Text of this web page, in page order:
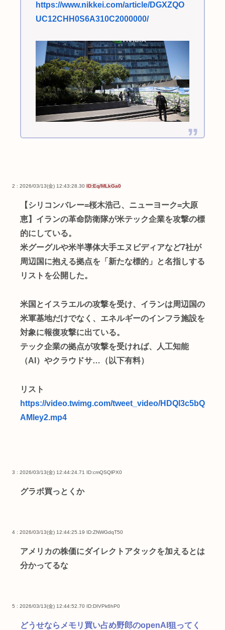
https://www.nikkei.com/article/DGXZQO
UC12CHH0S6A310C2000000/
2 : 2026/03/13(金) 12:43:28.30 ID:Eq/MLkGa0
【シリコンバレー=桜木浩己、ニューヨーク=大原
恵】イランの革命防衛隊が米テック企業を攻撃の標
的にしている。
米グーグルや米半導体大手エヌビディアなど7社が
周辺国に抱える拠点を「新たな標的」と名指しする
リストを公開した。
米国とイスラエルの攻撃を受け、イランは周辺国の
米軍基地だけでなく、エネルギーのインフラ施設を
対象に報復攻撃に出ている。
テック企業の拠点が攻撃を受ければ、人工知能
（AI）やクラウドサ…（以下有料）
リスト
https://video.twimg.com/tweet_video/HDQl3c5bQ
AMley2.mp4
3 : 2026/03/13(金) 12:44:24.71 ID:cmQSQlPX0
グラボ買っとくか
4 : 2026/03/13(金) 12:44:25.19 ID:ZNWGdqT50
アメリカの株価にダイレクトアタックを加えるとは
分かってるな
5 : 2026/03/13(金) 12:44:52.70 ID:DIVPk6hP0
どうせならメモリ買い占め野郎のopenAI狙ってく